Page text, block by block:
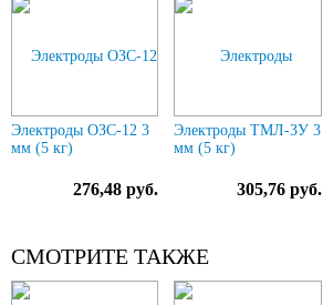
Электроды ОЗС-12 3
мм (5 кг)
276,48 руб.
Электроды ТМЛ-3У 3
мм (5 кг)
305,76 руб.
СМОТРИТЕ ТАКЖЕ